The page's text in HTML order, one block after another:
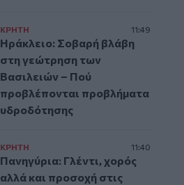
ΚΡΗΤΗ 11:49
Ηράκλειο: Σοβαρή βλάβη
στη γεώτρηση των
Βασιλειών – Πού
προβλέπονται προβλήματα
υδροδότησης
ΚΡΗΤΗ 11:40
Πανηγύρια: Γλέντι, χορός
αλλά και προσοχή στις